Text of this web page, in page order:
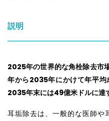
説明
2025年の世界的な角栓除去市
年から2035年にかけて年平均
2035年末には49億米ドルに達
耳垢除去は、一般的な医師や